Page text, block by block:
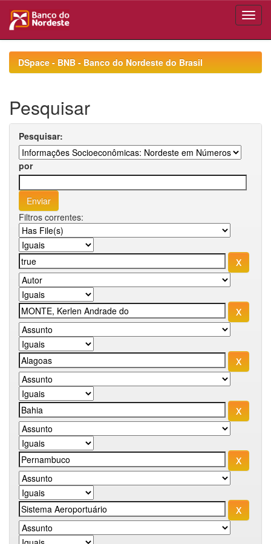
navigationDSpace - BNB - Banco do Nordeste do Brasil
Pesquisar
Pesquisar:
por
Filtros correntes: